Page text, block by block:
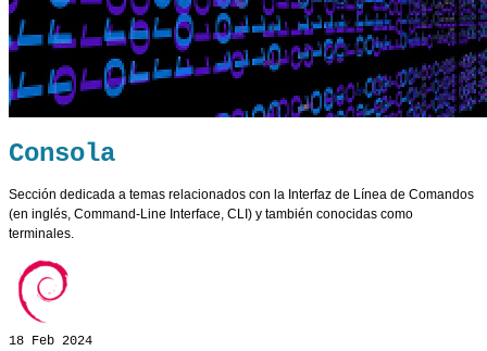
Consola
Sección dedicada a temas relacionados con la Interfaz de Línea de Comandos
(en inglés, Command-Line Interface, CLI) y también conocidas como
terminales.
18 Feb 2024